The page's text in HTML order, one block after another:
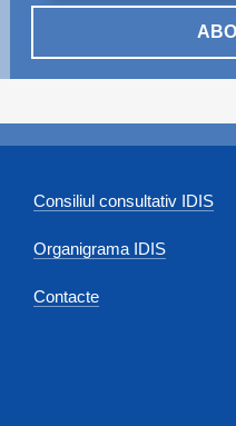
Consiliul consultativ IDIS
Organigrama IDIS
Contacte